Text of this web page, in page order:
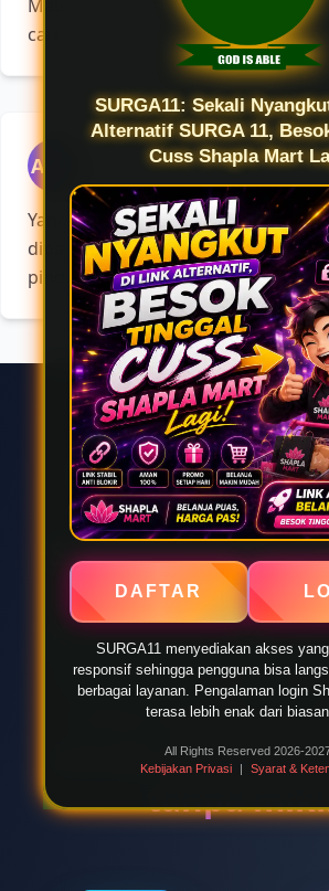
Mau pagi atau malam, tinggal
cari yang lain.
A**a ★★★★★
Diulas 25 januari 2026
Yang bikin saya betah itu aksesnya
dipakai. Sekali nyangkut di
pindah ke tempat lain.
Kenapa
bilang sekali
SURGA11 jadi
Karena
gampang dan
ribet. Sekali
alternatifnya,
besok tinggal
tanpa
SURGA11: Sekali
Alternatif SURGA 11,
Cuss Shapla Mart
DAFTAR
SURGA11 menyediakan akses
responsif sehingga pengguna bisa
berbagai layanan. Pengalaman login
terasa lebih enak dari
All Rights Reserved 2026-
Kebijakan Privasi
| Syarat &